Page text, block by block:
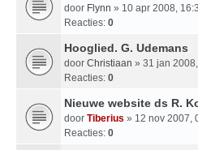
door Flynn » 10 apr 2008,
Reacties: 0
Hooglied. G. Udemans
door Christiaan » 31 jan
Reacties: 0
Nieuwe website ds R.
door Tiberius » 12 nov 2007,
Reacties: 0